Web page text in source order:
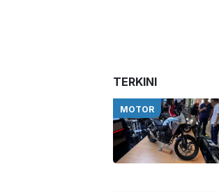
TERKINI
MOTOR